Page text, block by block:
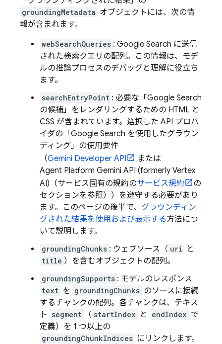
groundingMetadata オブジェクトには、次の情
報が含まれます。
webSearchQueries : Google Search に送信
された検索クエリの配列。この情報は、モデ
ルの推論プロセスのデバッグと理解に役立ち
ます。
searchEntryPoint : 必要な「Google Search
の候補」をレンダリングするための HTML と
CSS が含まれています。選択した API プロバ
イダの「Google Search を使用したグラウン
ディング」の使用要件
（Gemini Developer API
または
Agent Platform Gemini API (formerly Vertex
AI) （サービス固有の規約のサービス規約
の
セクションを参照））を遵守する必要があり
ます。このページの後半で、 グラウンディン
グされた結果を使用および表示する方法につ
いて説明します。
groundingChunks : ウェブソース（ uri と
title ）を含むオブジェクトの配列。
groundingSupports : モデルのレスポンス
text を groundingChunks のソースに接続
するチャンクの配列。各チャンクは、テキス
ト segment （ startIndex と endIndex で
定義）を 1 つ以上の
groundingChunkIndices にリンクします。